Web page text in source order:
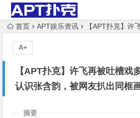
首页 APT娱乐资讯 【APT扑克】许飞再被吐槽戏多
【APT扑克】许飞再被吐槽戏
认识张含韵，被网友扒出同框
A+
摘要